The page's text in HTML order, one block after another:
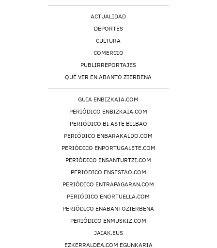
ACTUALIDAD
DEPORTES
CULTURA
COMERCIO
PUBLIRREPORTAJES
QUÉ VER EN ABANTO ZIERBENA
GUIA ENBIZKAIA.COM
PERIÓDICO ENBIZKAIA.COM
PERIÓDICO BI ASTE BILBAO
PERIÓDICO ENBARAKALDO.COM
PERIÓDICO ENPORTUGALETE.COM
PERIÓDICO ENSANTURTZI.COM
PERIÓDICO ENSESTAO.COM
PERIÓDICO ENTRAPAGARAN.COM
PERIÓDICO ENORTUELLA.COM
PERIÓDICO ENABANTOZIERBENA
PERIÓDICO ENMUSKIZ.COM
JAIAK.EUS
EZKERRALDEA.COM EGUNKARIA